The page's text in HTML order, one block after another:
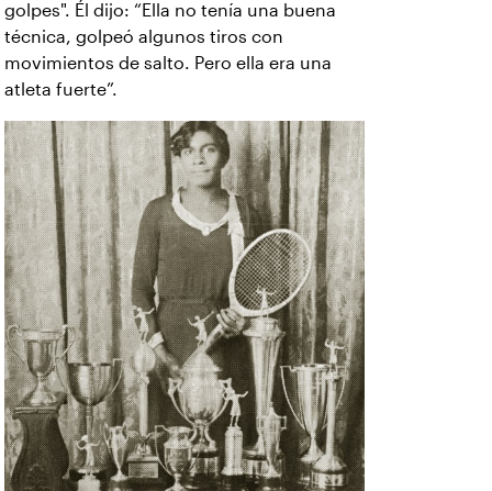
golpes". Él dijo: “Ella no tenía una buena
técnica, golpeó algunos tiros con
movimientos de salto. Pero ella era una
atleta fuerte”.